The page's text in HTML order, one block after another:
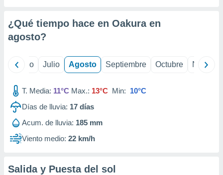
e
de
¿Qué tiempo hace en Oakura en
agosto?
Junio Julio Agosto Septiembre Octubre
T. Media: 11°C Max.: 13°C Min: 10°C
Días de lluvia: 17 días
Acum. de lluvia: 185 mm
Viento medio: 22 km/h
Salida y Puesta del sol